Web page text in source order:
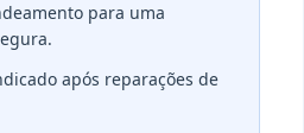
para uma
após reparações de